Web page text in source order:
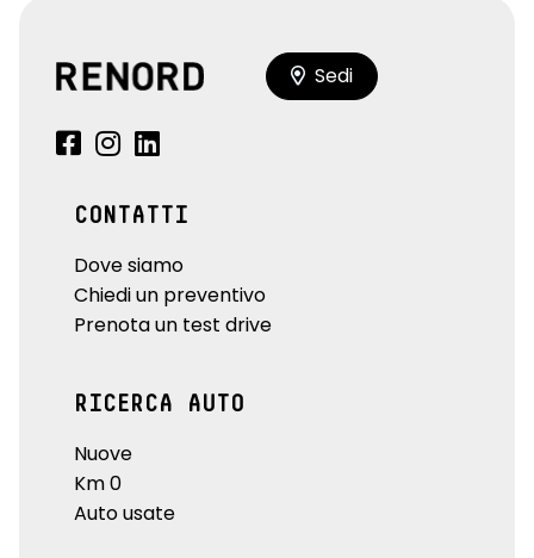
Sedi
CONTATTI
Dove siamo
Chiedi un preventivo
Prenota un test drive
RICERCA AUTO
Nuove
Km 0
Auto usate